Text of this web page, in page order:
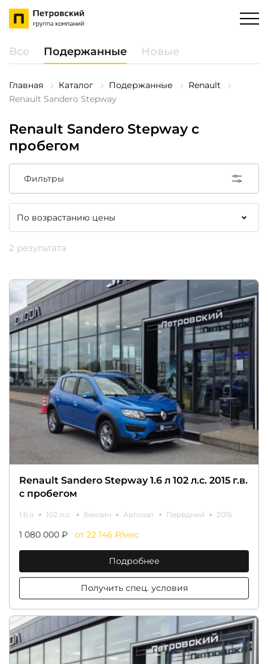
Все Подержанные Новые
Главная Каталог Подержанные
Renault
Renault Sandero Stepway
Renault Sandero Stepway с
пробегом
Фильтры
2 результата
Renault Sandero Stepway 1.6 л 102 л.с. 2015 г.в.
с пробегом
1.6 л 102 л.с. Бензин Автомат Передний 2015
1 080 000 ₽ от 22 146 ₽/мес
Подробнее
Получить спец. условия